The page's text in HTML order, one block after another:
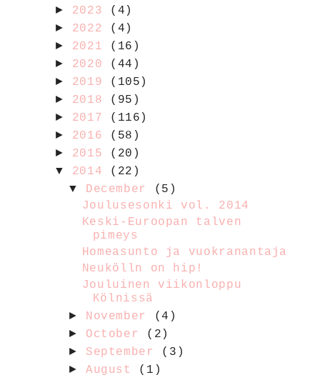
► 2023 (4)
► 2022 (4)
► 2021 (16)
► 2020 (44)
► 2019 (105)
► 2018 (95)
► 2017 (116)
► 2016 (58)
► 2015 (20)
▼ 2014 (22)
▼ December
(5)
Joulusesonki vol. 2014
Keski-Euroopan talven
pimeys
Homeasunto ja vuokranantaja
Neukölln on hip!
Jouluinen viikonloppu
Kölnissä
► November (4)
► October (2)
► September (3)
► August (1)